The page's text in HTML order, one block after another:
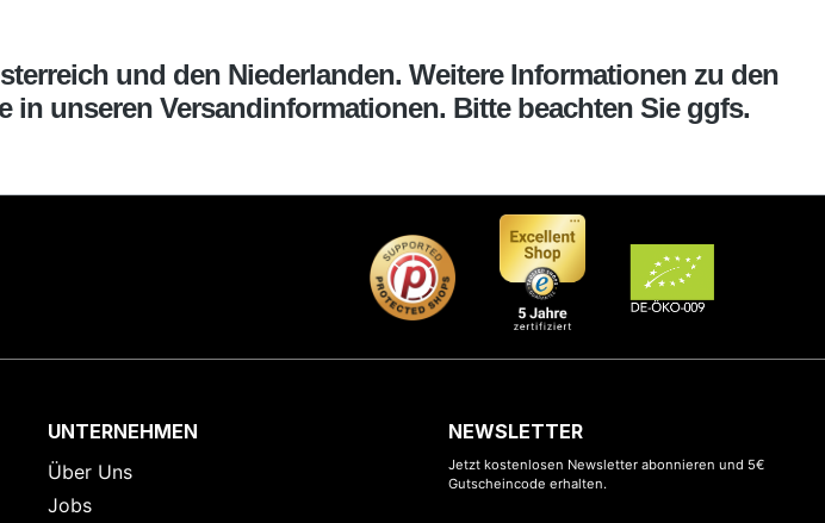
und den Niederlanden. Weitere Informationen zu den
unseren Versandinformationen. Bitte beachten Sie ggfs.
UNTERNEHMEN
Über Uns
Jobs
NEWSLETTER
Jetzt kostenlosen Newsletter abonnieren und 5€
Gutscheincode erhalten.